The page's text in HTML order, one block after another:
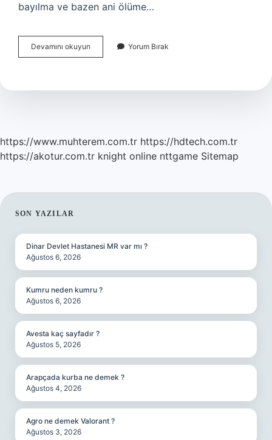
bayılma ve bazen ani ölüme…
Devamını okuyun
Ritim
Nasıl
Yorum Bırak
https://www.muhterem.com.tr https://hdtech.com.tr
https://akotur.com.tr knight online nttgame Sitemap
SIDEBAR
SON YAZILAR
Dinar Devlet Hastanesi MR var mı ?
Ağustos 6, 2026
Kumru neden kumru ?
Ağustos 6, 2026
Avesta kaç sayfadır ?
Ağustos 5, 2026
Arapçada kurba ne demek ?
Ağustos 4, 2026
Agro ne demek Valorant ?
Ağustos 3, 2026